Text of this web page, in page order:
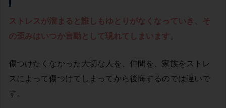
ストレスが溜まると誰しもゆとりがなくなっていき、そ
の歪みはいつか言動として現れてしまいます 。
傷つけたくなかった大切な人を、仲間を、家族をストレ
スによって傷つけてしまってから後悔するのでは遅いで
す。